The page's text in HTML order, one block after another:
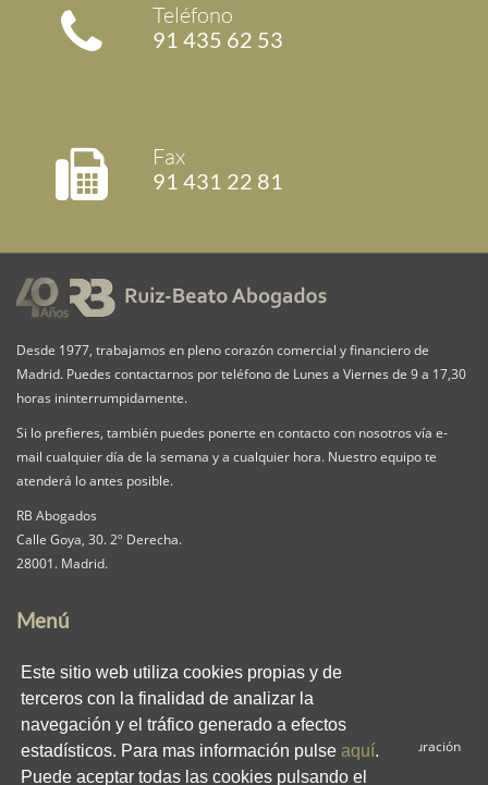
Este sitio web utiliza cookies propias y de
terceros con la finalidad de analizar la
navegación y el tráfico generado a efectos
estadísticos. Para mas información pulseaquí.
Puede aceptar todas las cookies pulsando el
Teléfono
91 435 62 53
Fax
91 431 22 81
Desde 1977, trabajamos en pleno corazón comercial y financiero de
Madrid. Puedes contactarnos por teléfono de Lunes a Viernes de 9 a 17,30
horas ininterrumpidamente.
Si lo prefieres, también puedes ponerte en contacto con nosotros vía e-
mail cualquier día de la semana y a cualquier hora. Nuestro equipo te
atenderá lo antes posible.
RB Abogados
Calle Goya, 30. 2º Derecha.
28001. Madrid.
Menú
Nuestra Firma Servicios
Pack iguala
Contacta
Clientes
RB en los medios
Enlaces
Privacidad
Aviso Legal
Política de Cookies Panel de Configuración